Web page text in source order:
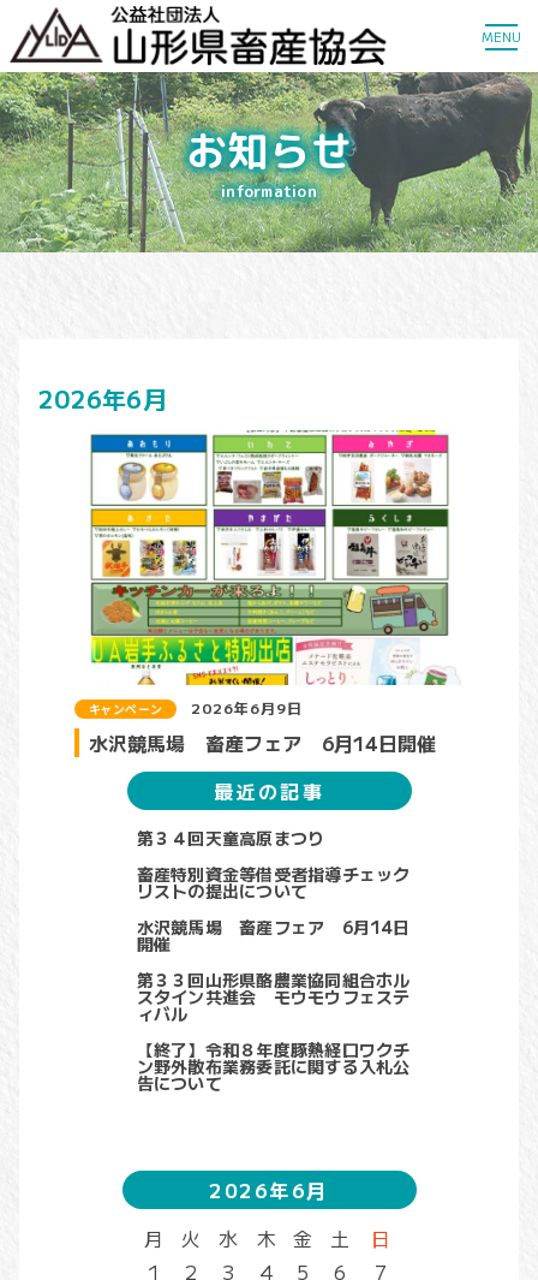
MENU
お知らせ
information
2026年6月
キャンペーン 2026年6月9日
水沢競馬場 畜産フェア 6月14日開催
最近の記事
第３４回天童高原まつり
畜産特別資金等借受者指導チェック
リストの提出について
水沢競馬場 畜産フェア 6月14日
開催
第３３回山形県酪農業協同組合ホル
スタイン共進会 モウモウフェステ
ィバル
【終了】令和８年度豚熱経口ワクチ
ン野外散布業務委託に関する入札公
告について
2026年6月
月
火 水 木 金 土
日
1
2 3 4 5 6
7